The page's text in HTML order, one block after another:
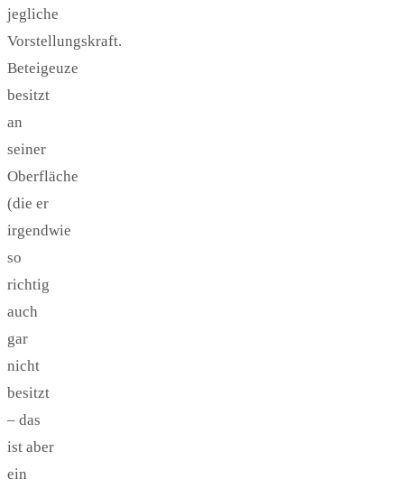
jegliche
Vorstellungskraft.
Beteigeuze
besitzt
an
seiner
Oberfläche
(die er
irgendwie
so
richtig
auch
gar
nicht
besitzt
– das
ist aber
ein